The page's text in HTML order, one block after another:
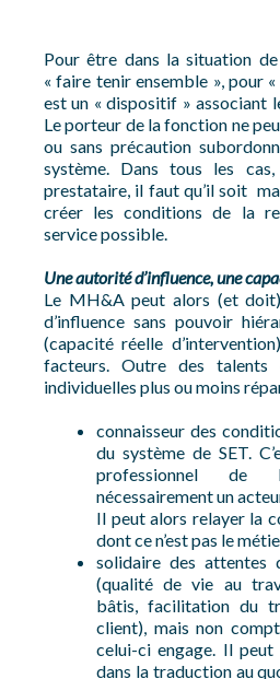
Pour être dans la situation
« faire tenir ensemble », pour
est un « dispositif » associant
Le porteur de la fonction ne
ou sans précaution
système. Dans tous les
prestataire, il faut qu’il soit
créer les conditions de la
service possible.
Une autorité d’influence, une
Le MH&A peut alors (et
d’influence sans pouvoir
(capacité réelle
facteurs. Outre des talents
individuelles plus ou moins
connaisseur des
du système de SET.
professionnel de
nécessairement un
Il peut alors relayer la
dont ce n’est pas le
solidaire des attentes
(qualité de vie au
bâtis, facilitation du
client), mais non
celui-ci engage. Il
dans la traduction au